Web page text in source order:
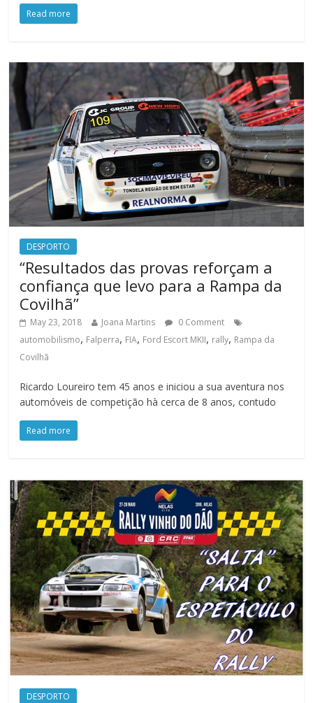
Read more
DESPORTO
“Resultados das provas reforçam a
confiança que levo para a Rampa da
Covilhã”
May 23, 2018 Joana Martins
0 Comment
automobilismo, Falperra, FIA, Ford Escort MKII, rally, Rampa da
Covilhã
Ricardo Loureiro tem 45 anos e iniciou a sua aventura nos
automóveis de competição hà cerca de 8 anos, contudo
Read more
DESPORTO